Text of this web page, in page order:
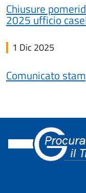
Chiusure
2025 ufficio
1 Dic 2025
Comunicato